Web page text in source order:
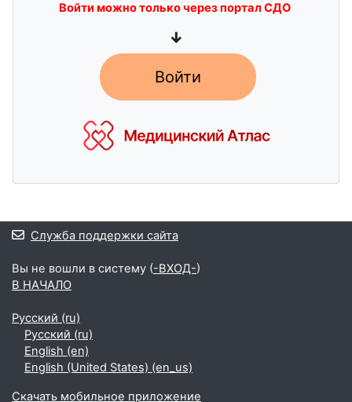
Войти можно только через портал СДО
↓
Войти
Блоки
Служба поддержки сайта
Вы не вошли в систему (-ВХОД-)
В НАЧАЛО
Русский ‎(ru)‎
Русский ‎(ru)‎
English ‎(en)‎
English (United States) ‎(en_us)‎
Скачать мобильное приложение